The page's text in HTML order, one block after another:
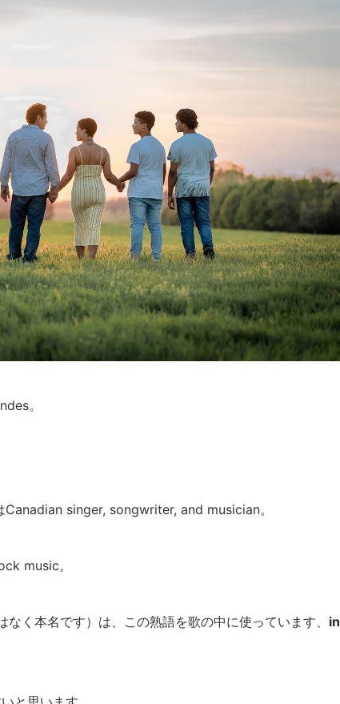
。
singer, songwriter, and musician。
music。
く本名です）は、この熟語を歌の中に使っています、 in